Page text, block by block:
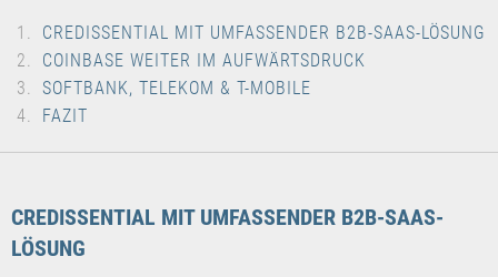
CREDISSENTIAL MIT UMFASSENDER B2B-SAAS-LÖSUNG
COINBASE WEITER IM AUFWÄRTSDRUCK
SOFTBANK, TELEKOM & T-MOBILE
FAZIT
CREDISSENTIAL MIT UMFASSENDER B2B-SAAS-
LÖSUNG